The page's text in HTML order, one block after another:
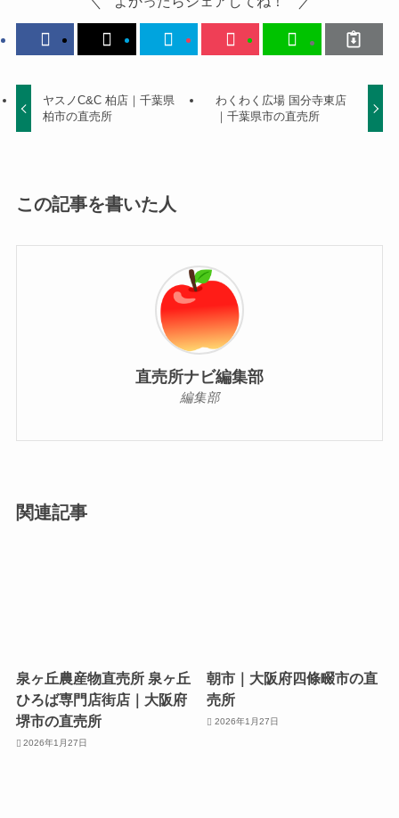
ヤスノC&C 柏店｜千葉県
柏市の直売所
わくわく広場 国分寺東店
｜千葉県市の直売所
この記事を書いた人
直売所ナビ編集部
編集部
関連記事
泉ヶ丘農産物直売所 泉ヶ丘
ひろば専門店街店｜大阪府
堺市の直売所
2026年1月27日
朝市｜大阪府四條畷市の直
売所
2026年1月27日